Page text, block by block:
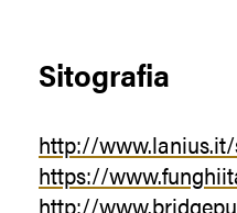
Sitografia
http://
https://
http://